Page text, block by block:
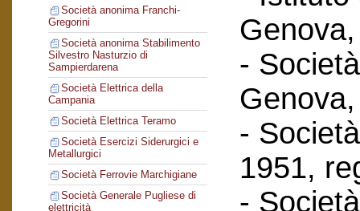
Società anonima Franchi-
Gregorini
Società anonima Stabilimento
Silvestro Nasturzio di
Sampierdarena
Società Elettrica della
Campania
Società Elettrica Teramo
Società Esercizi Siderurgici e
Metallurgici
Società Ferrovie Marchigiane
Società Generale Pugliese di
elettricità
-
-
1951,
-